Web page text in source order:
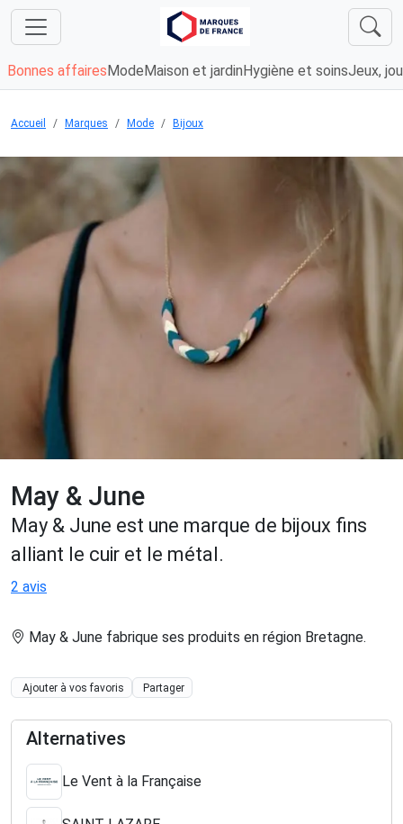
Bonnes affaires Mode Maison et jardin Hygiène et soinsJeux,
Accueil Marques Mode Bijoux
Chargement...
May & June
May & June est une marque de bijoux fins
alliant le cuir et le métal.
2 avis
May & June fabrique ses produits en région Bretagne.
Ajouter à vos favoris Partager
Alternatives
Le Vent à la Française